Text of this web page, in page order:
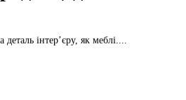
інтер’єру, як меблі....